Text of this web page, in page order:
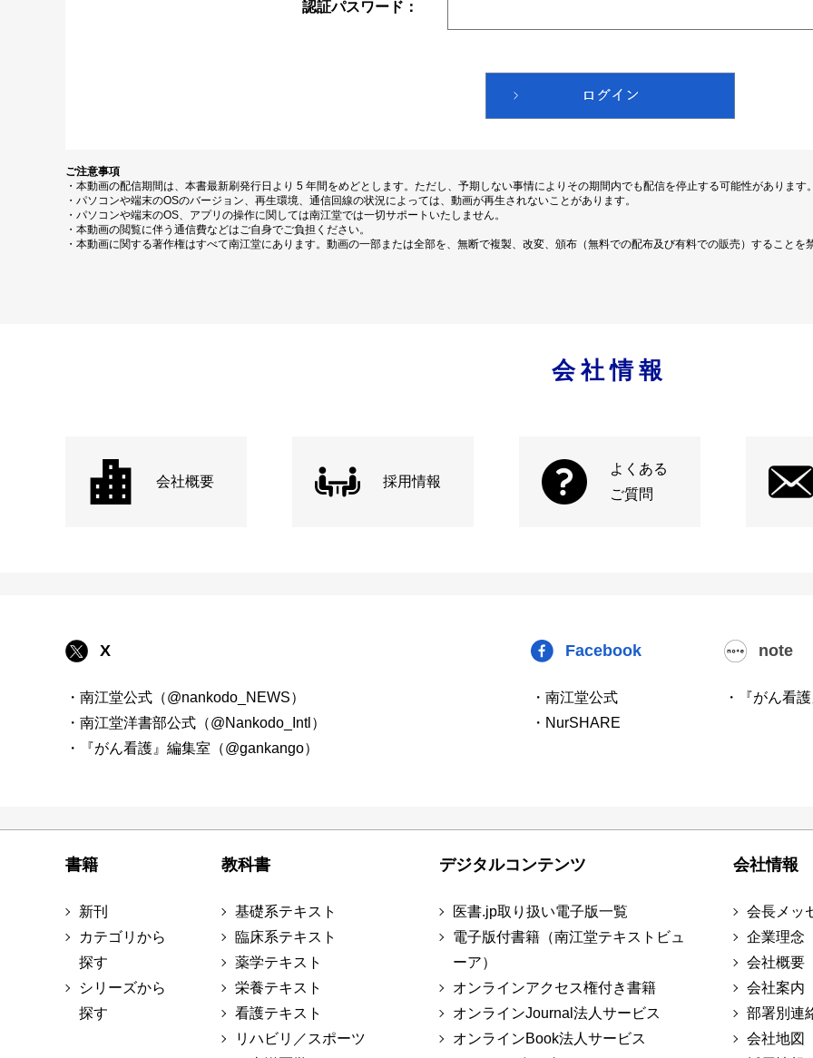
認証パスワード：
ご注意事項
・本動画の配信期間は、本書最新刷発行日より 5 年間をめどとします。ただし、予期しない事情によりその期間内でも配信を停止する可能性があります。
・パソコンや端末のOSのバージョン、再生環境、通信回線の状況によっては、動画が再生されないことがあります。
・パソコンや端末のOS、アプリの操作に関しては南江堂では一切サポートいたしません。
・本動画の閲覧に伴う通信費などはご自身でご負担ください。
・本動画に関する著作権はすべて南江堂にあります。動画の一部または全部を、無断で複製、改変、頒布（無料での配布及び有料での販売）することを
会社情報
会社概要 採用情報
よくある
ご質問
X
・南江堂公式（@nankodo_NEWS）
・南江堂洋書部公式（@Nankodo_Intl）
・『がん看護』編集室（@gankango）
Facebook
・南江堂公式
・NurSHARE
note
・『がん看
書籍
新刊
カテゴリから
探す
シリーズから
探す
教科書
基礎系テキスト
臨床系テキスト
薬学テキスト
栄養テキスト
看護テキスト
リハビリ／スポーツ
デジタルコンテンツ
医書.jp取り扱い電子版一覧
電子版付書籍（南江堂テキストビュ
ーア）
オンラインアクセス権付き書籍
オンラインJournal法人サービス
オンラインBook法人サービス
会社情報
会長メッ
企業理念
会社概要
会社案内
部署別連
会社地図